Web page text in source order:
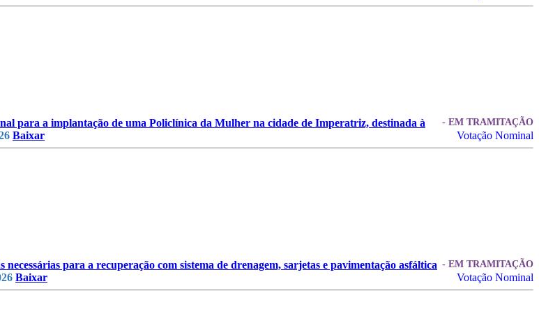
- EM TRAMITAÇÃO
para a implantação de uma Policlínica da Mulher na cidade de Imperatriz, destinada à
Baixar Votação Nominal
- EM TRAMITAÇÃO
necessárias para a recuperação com sistema de drenagem, sarjetas e pavimentação asfáltica
Baixar Votação Nominal